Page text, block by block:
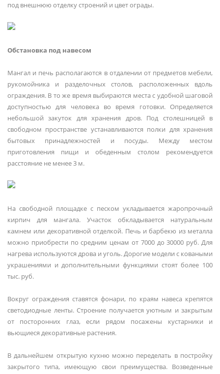
под внешнюю отделку строений и цвет ограды.
Обстановка под навесом
Мангал и печь располагаются в отдалении от предметов мебели,
рукомойника и разделочных столов, расположенных вдоль
ограждения. В то же время выбираются места с удобной шаговой
доступностью для человека во время готовки. Определяется
небольшой закуток для хранения дров. Под столешницей в
свободном пространстве устанавливаются полки для хранения
бытовых принадлежностей и посуды. Между местом
приготовления пищи и обеденным столом рекомендуется
расстояние не менее 3 м.
На свободной площадке с песком укладывается жаропрочный
кирпич для мангала. Участок обкладывается натуральным
камнем или декоративной отделкой. Печь и барбекю из металла
можно приобрести по средним ценам от 7000 до 30000 руб. Для
нагрева используются дрова и уголь. Дорогие модели с коваными
украшениями и дополнительными функциями стоят более 100
тыс. руб.
Вокруг ограждения ставятся фонари, по краям навеса крепятся
светодиодные ленты. Строение получается уютным и закрытым
от посторонних глаз, если рядом посажены кустарники и
вьющиеся декоративные растения.
В дальнейшем открытую кухню можно переделать в постройку
закрытого типа, имеющую свои преимущества. Возведенные